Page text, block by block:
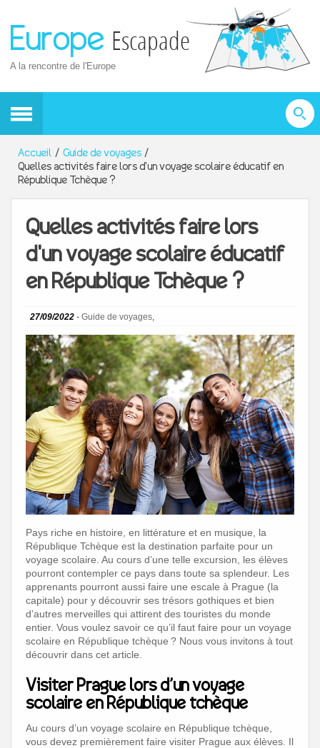
Europe Escapade
A la rencontre de l'Europe
Accueil
Guide de voyages
Quelles activités faire lors d'un voyage scolaire éducatif en
République Tchèque ?
Quelles activités faire lors
d'un voyage scolaire éducatif
en République Tchèque ?
27/09/2022 - Guide de voyages
Pays riche en histoire, en littérature et en musique, la
République Tchèque est la destination parfaite pour un
voyage scolaire. Au cours d’une telle excursion, les élèves
pourront contempler ce pays dans toute sa splendeur. Les
apprenants pourront aussi faire une escale à Prague (la
capitale) pour y découvrir ses trésors gothiques et bien
d’autres merveilles qui attirent des touristes du monde
entier. Vous voulez savoir ce qu’il faut faire pour un voyage
scolaire en République tchèque ? Nous vous invitons à tout
découvrir dans cet article.
Visiter Prague lors d’un voyage
scolaire en République tchèque
Au cours d’un voyage scolaire en République tchèque,
vous devez premièrement faire visiter Prague aux élèves. Il